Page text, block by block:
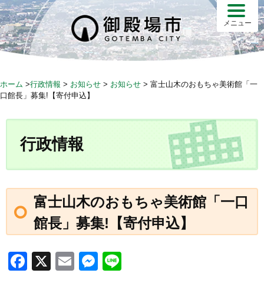
S
k
i
p
c
メニュー
ホーム >行政情報 > お知らせ > お知らせ > 富士山木のおもちゃ美術館「一
口館長」募集!【寄付申込】
行政情報
富士山木のおもちゃ美術館「一口
館長」募集!【寄付申込】
F
X
E
M